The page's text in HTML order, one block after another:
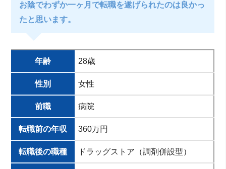
お陰でわずか一ヶ月で転職を遂げられたのは良かっ
たと思います。
年齢 28歳
性別 女性
前職 病院
転職前の年収 360万円
転職後の職種 ドラッグストア（調剤併設型）